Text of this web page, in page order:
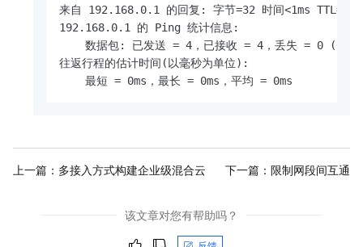
来自 192.168.0.1 的回复: 字节=32 时间<1ms TTL=128
192.168.0.1 的 Ping 统计信息:
数据包: 已发送 = 4，已接收 = 4，丢失 = 0 (0%
往返行程的估计时间(以毫秒为单位):
    最短 = 0ms，最长 = 0ms，平均 = 0ms
上一篇： 多接入方式构建企业级混合云 下一篇： 限制网段间互通
该文章对您有帮助吗？